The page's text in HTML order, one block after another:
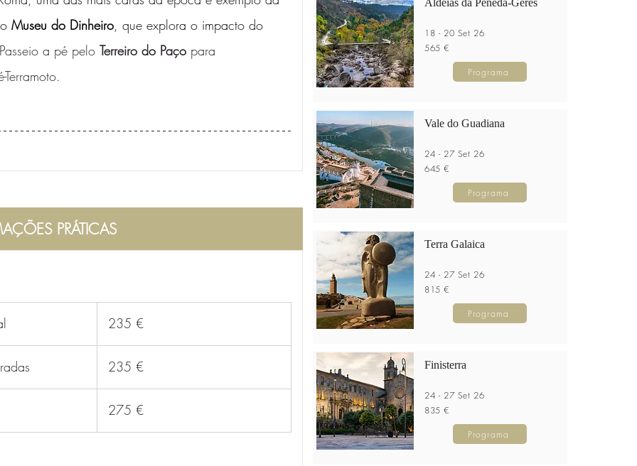
Museu do Dinheiro, que explora o impacto do
Passeio a pé pelo Terreiro do Paço para
PRÁTICAS
235 €
235 €
275 €
Aldeias da Peneda-Gerês
18 - 20 Set 26
565 €
Programa
Vale do Guadiana
24 - 27 Set 26
645 €
Programa
Terra Galaica
24 - 27 Set 26
815 €
Programa
Finisterra
24 - 27 Set 26
835 €
Programa